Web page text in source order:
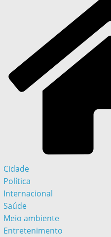
Cidade
Política
Internacional
Saúde
Meio ambiente
Entretenimento